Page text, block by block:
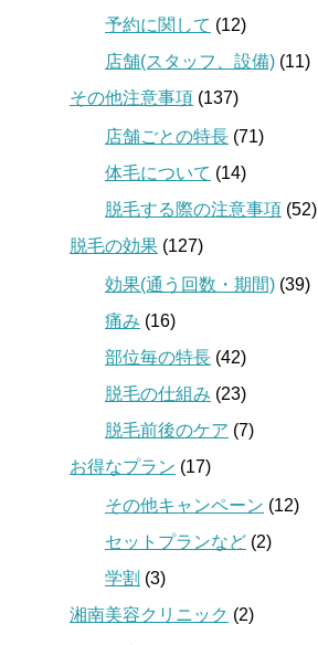
予約に関して (12)
店舗(スタッフ、設備) (11)
その他注意事項 (137)
店舗ごとの特長 (71)
体毛について (14)
脱毛する際の注意事項 (52)
脱毛の効果 (127)
効果(通う回数・期間) (39)
痛み (16)
部位毎の特長 (42)
脱毛の仕組み (23)
脱毛前後のケア (7)
お得なプラン (17)
その他キャンペーン (12)
セットプランなど (2)
学割 (3)
湘南美容クリニック (2)